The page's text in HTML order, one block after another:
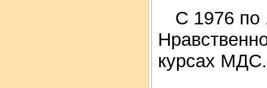
С 1976 по
курсах МДС.